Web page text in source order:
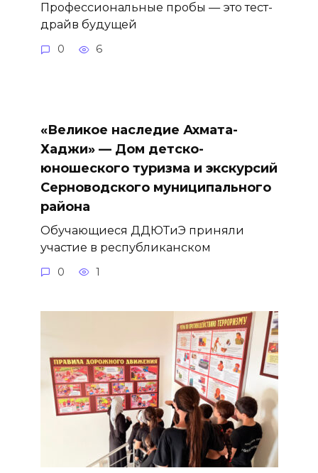
Профессиональные пробы — это тест-
драйв будущей
0 6
«Великое наследие Ахмата-
Хаджи» — Дом детско-
юношеского туризма и экскурсий
Серноводского муниципального
района
Обучающиеся ДДЮТиЭ приняли
участие в республиканском
0 1